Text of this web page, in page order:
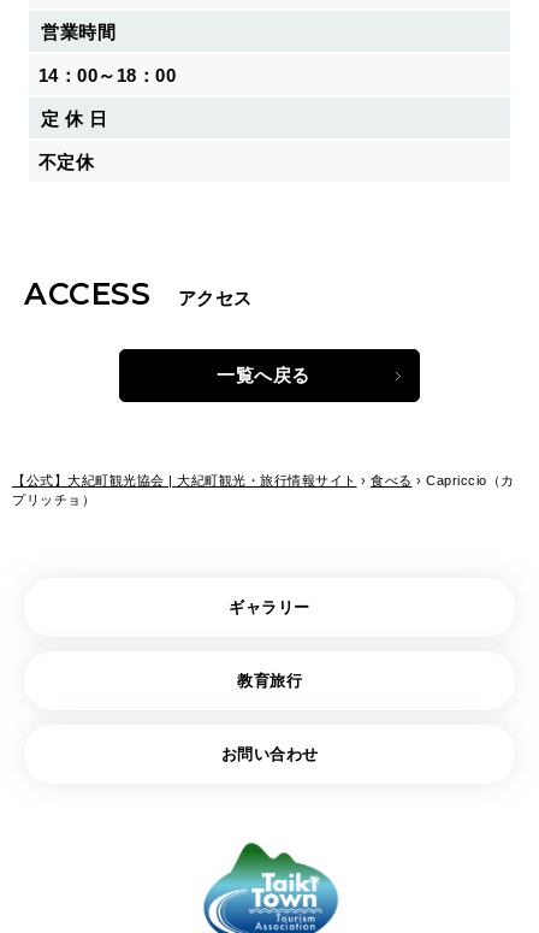
営業時間
14：00～18：00
定 休 日
不定休
ACCESS アクセス
一覧へ戻る
【公式】大紀町観光協会 | 大紀町観光・旅行情報サイト › 食べる › Capriccio（カ
プリッチョ）
ギャラリー
教育旅行
お問い合わせ